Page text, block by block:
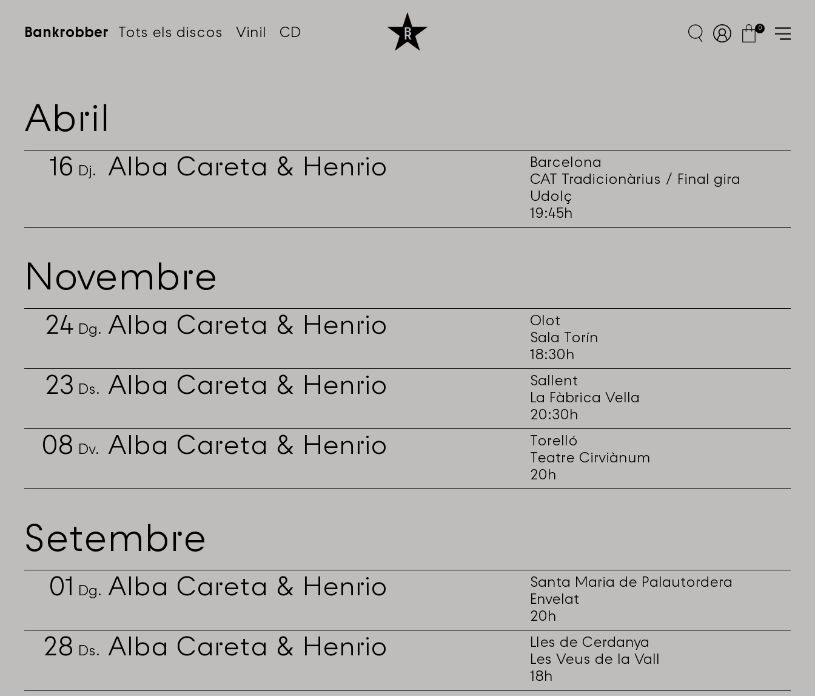
Bankrobber Tots els discos Vinil CD 0
Abril
16 Dj. Alba Careta & Henrio
Barcelona
CAT Tradicionàrius / Final gira
Udolç
19:45h
Novembre
24 Dg. Alba Careta & Henrio
Olot
Sala Torín
18:30h
23 Ds. Alba Careta & Henrio
Sallent
La Fàbrica Vella
20:30h
08 Dv. Alba Careta & Henrio
Torelló
Teatre Cirviànum
20h
Setembre
01 Dg. Alba Careta & Henrio
Santa Maria de Palautordera
Envelat
20h
28 Ds. Alba Careta & Henrio
Lles de Cerdanya
Les Veus de la Vall
18h